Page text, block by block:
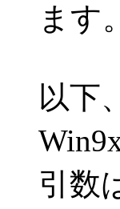
ます。
以下
引数